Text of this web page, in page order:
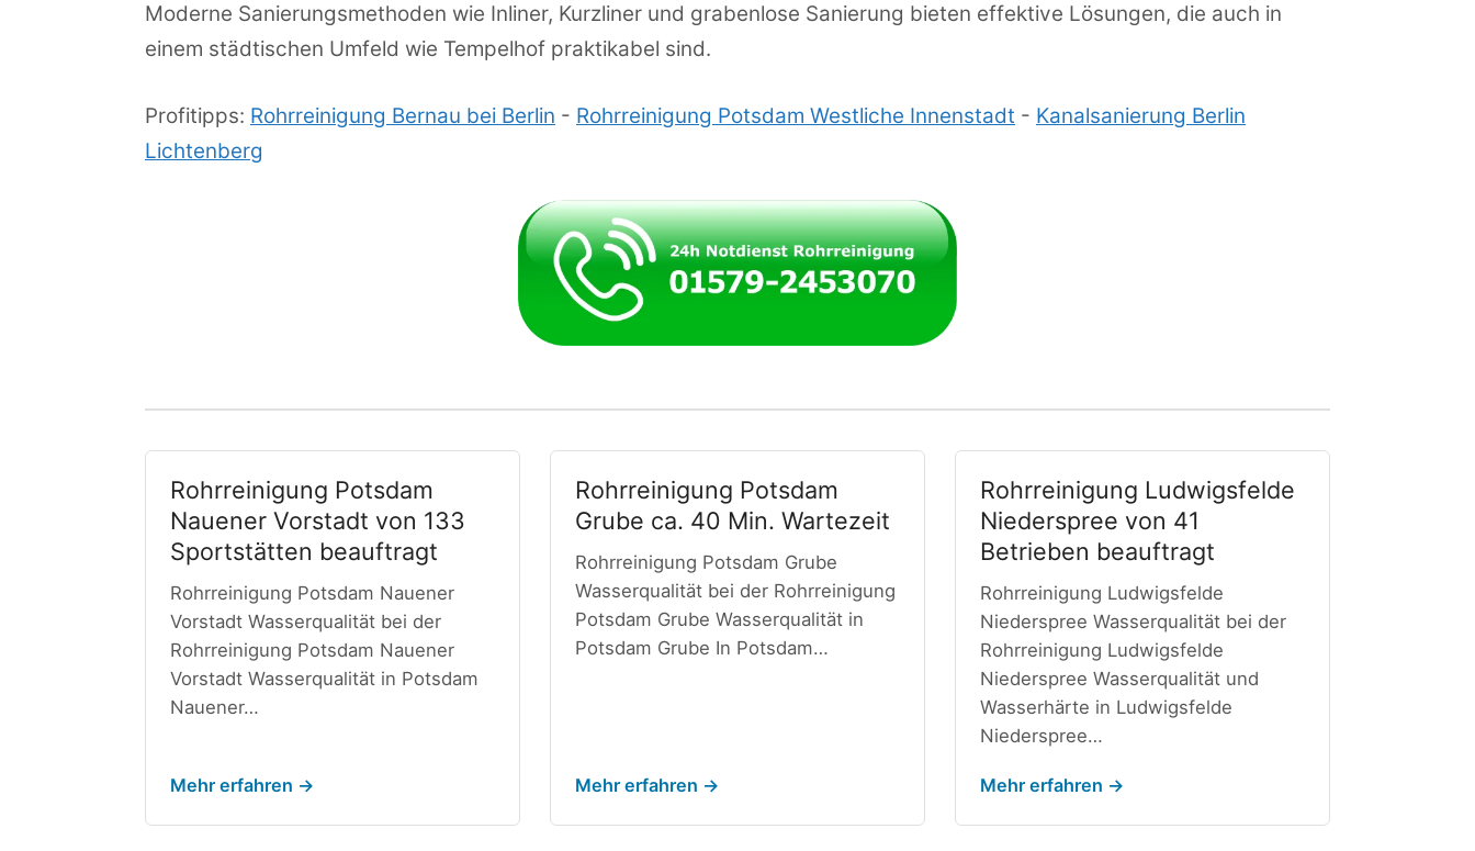
Moderne Sanierungsmethoden wie Inliner, Kurzliner und grabenlose Sanierung bieten effektive Lösungen, die auch in
einem städtischen Umfeld wie Tempelhof praktikabel sind.
Profitipps: Rohrreinigung Bernau bei Berlin - Rohrreinigung Potsdam Westliche Innenstadt - Kanalsanierung Berlin
Lichtenberg
Rohrreinigung Potsdam
Nauener Vorstadt von 133
Sportstätten beauftragt
Rohrreinigung Potsdam Nauener
Vorstadt Wasserqualität bei der
Rohrreinigung Potsdam Nauener
Vorstadt Wasserqualität in Potsdam
Nauener…
Mehr erfahren →
Rohrreinigung Potsdam
Grube ca. 40 Min. Wartezeit
Rohrreinigung Potsdam Grube
Wasserqualität bei der Rohrreinigung
Potsdam Grube Wasserqualität in
Potsdam Grube In Potsdam…
Mehr erfahren →
Rohrreinigung Ludwigsfelde
Niederspree von 41
Betrieben beauftragt
Rohrreinigung Ludwigsfelde
Niederspree Wasserqualität bei der
Rohrreinigung Ludwigsfelde
Niederspree Wasserqualität und
Wasserhärte in Ludwigsfelde
Niederspree…
Mehr erfahren →